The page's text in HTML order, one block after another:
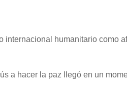
internacional humanitario como
a hacer la paz llegó en un